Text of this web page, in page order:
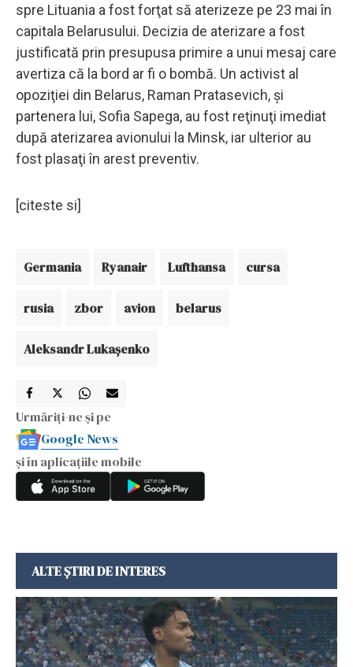
spre Lituania a fost forţat să aterizeze pe 23 mai în
capitala Belarusului. Decizia de aterizare a fost
justificată prin presupusa primire a unui mesaj care
avertiza că la bord ar fi o bombă. Un activist al
opoziţiei din Belarus, Raman Pratasevich, şi
partenera lui, Sofia Sapega, au fost reţinuţi imediat
după aterizarea avionului la Minsk, iar ulterior au
fost plasaţi în arest preventiv.
[citeste si]
Germania Ryanair Lufthansa cursa
rusia zbor avion belarus
Aleksandr Lukaşenko
Urmăriți-ne și pe
Google News
și în aplicațiile mobile
ALTE ȘTIRI DE INTERES